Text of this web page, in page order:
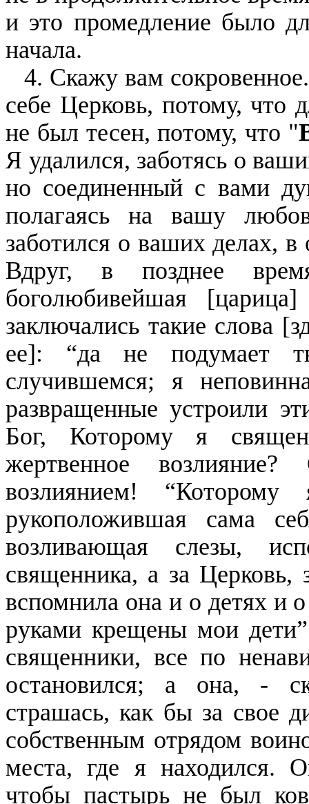
и это промедление было
начала.
4. Скажу вам
себе Церковь, потому, что
не был тесен, потому, что "
Я удалился, заботясь о
но соединенный с вами
полагаясь на вашу
заботился о ваших делах,
Вдруг, в позднее
боголюбивейшая
заключались такие слова
ее]: “да не подумает
случившемся; я
развращенные устроили
Бог, Которому я
жертвенное
возлиянием!
рукоположившая сама
возливающая слезы,
священника, а за Церковь,
вспомнила она и о детях и
руками крещены мои
священники, все по
остановился; а она, -
страшась, как бы за свое
собственным отрядом
места, где я находился.
чтобы пастырь не был